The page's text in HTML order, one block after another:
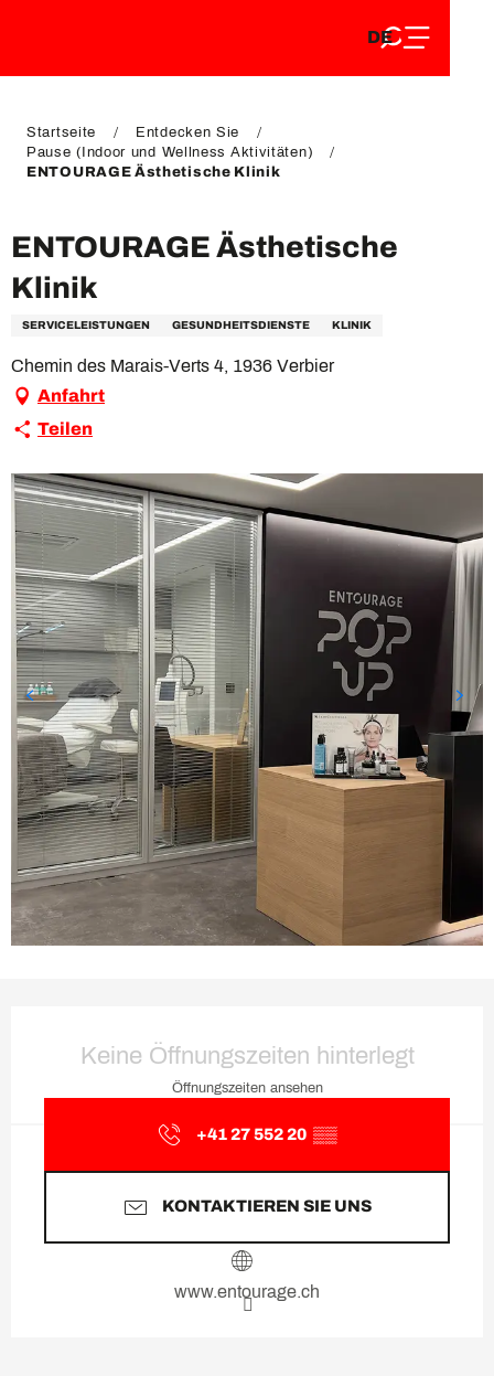
EN
DE
FR
Startseite
Entdecken Sie
Pause (Indoor und Wellness Aktivitäten)
ENTOURAGE Ästhetische Klinik
ENTOURAGE Ästhetische
Klinik
SERVICELEISTUNGEN GESUNDHEITSDIENSTE KLINIK
Chemin des Marais-Verts 4, 1936 Verbier
Anfahrt
Teilen
Keine Öffnungszeiten hinterlegt
Öffnungszeiten ansehen
+41 27 552 20 ▒▒
KONTAKTIEREN SIE UNS
www.entourage.ch